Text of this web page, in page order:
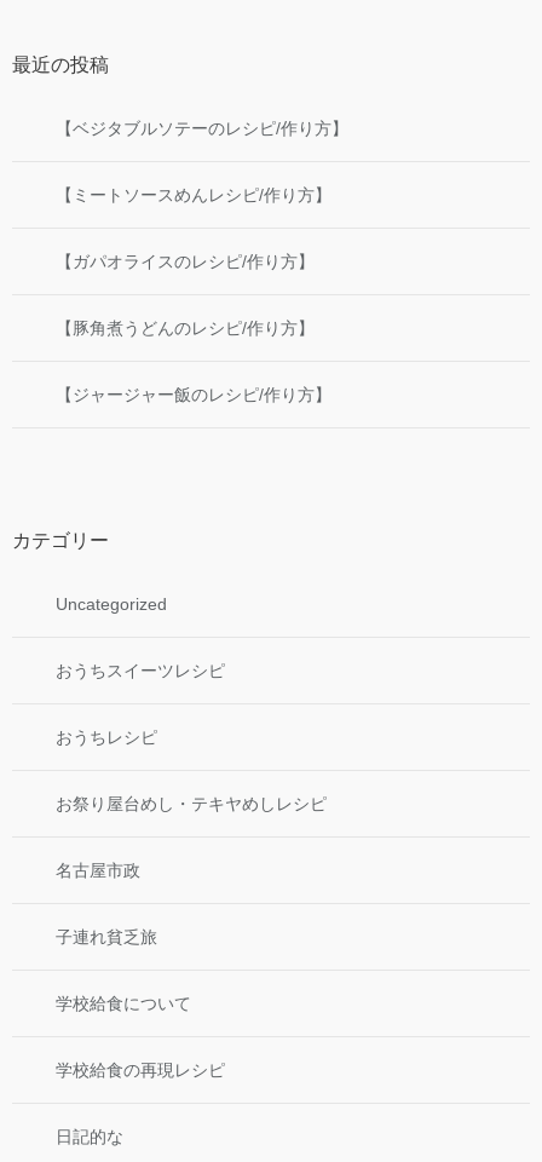
最近の投稿
【ベジタブルソテーのレシピ/作り方】
【ミートソースめんレシピ/作り方】
【ガパオライスのレシピ/作り方】
【豚角煮うどんのレシピ/作り方】
【ジャージャー飯のレシピ/作り方】
カテゴリー
Uncategorized
おうちスイーツレシピ
おうちレシピ
お祭り屋台めし・テキヤめしレシピ
名古屋市政
子連れ貧乏旅
学校給食について
学校給食の再現レシピ
日記的な